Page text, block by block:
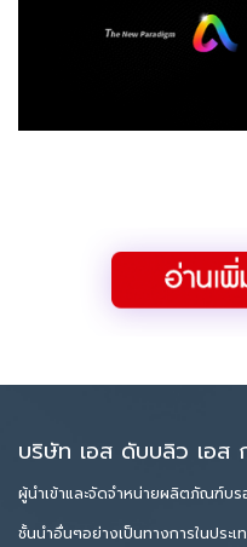
บริษัท เอส ดับบลิว เอส
ผู้นำเข้าและจัดจำหน่ายผลิตภัณฑ์บ
ชั้นนำอื่นๆอย่างเป็นทางการในประเ